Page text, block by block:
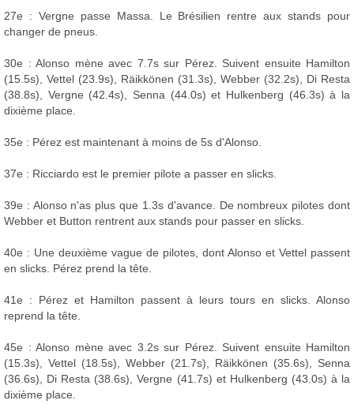
27e : Vergne passe Massa. Le Brésilien rentre aux stands pour
changer de pneus.
30e : Alonso mène avec 7.7s sur Pérez. Suivent ensuite Hamilton
(15.5s), Vettel (23.9s), Räikkönen (31.3s), Webber (32.2s), Di Resta
(38.8s), Vergne (42.4s), Senna (44.0s) et Hulkenberg (46.3s) à la
dixième place.
35e : Pérez est maintenant à moins de 5s d'Alonso.
37e : Ricciardo est le premier pilote a passer en slicks.
39e : Alonso n'as plus que 1.3s d'avance. De nombreux pilotes dont
Webber et Button rentrent aux stands pour passer en slicks.
40e : Une deuxième vague de pilotes, dont Alonso et Vettel passent
en slicks. Pérez prend la tête.
41e : Pérez et Hamilton passent à leurs tours en slicks. Alonso
reprend la tête.
45e : Alonso mène avec 3.2s sur Pérez. Suivent ensuite Hamilton
(15.3s), Vettel (18.5s), Webber (21.7s), Räikkönen (35.6s), Senna
(36.6s), Di Resta (38.6s), Vergne (41.7s) et Hulkenberg (43.0s) à la
dixième place.